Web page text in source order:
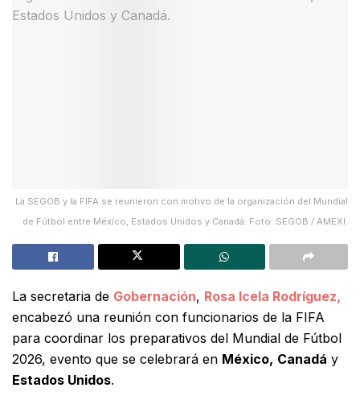
La SEGOB y la FIFA se reunieron con motivo de la organización del Mundial
de Fútbol entre México, Estados Unidos y Canadá. Foto: SEGOB / AMEXI.
La secretaria de Gobernación, Rosa Icela Rodríguez,
encabezó una reunión con funcionarios de la FIFA
para coordinar los preparativos del Mundial de Fútbol
2026, evento que se celebrará en México, Canadá y
Estados Unidos.